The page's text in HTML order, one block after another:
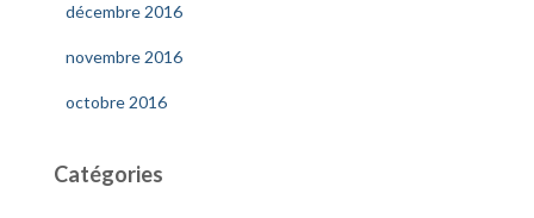
décembre 2016
novembre 2016
octobre 2016
Catégories